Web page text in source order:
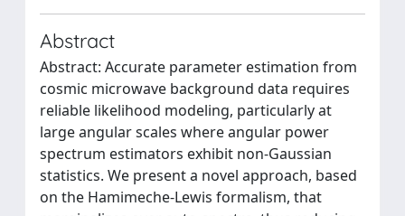
Abstract
Abstract: Accurate parameter estimation from
cosmic microwave background data requires
reliable likelihood modeling, particularly at
large angular scales where angular power
spectrum estimators exhibit non-Gaussian
statistics. We present a novel approach, based
on the Hamimeche-Lewis formalism, that